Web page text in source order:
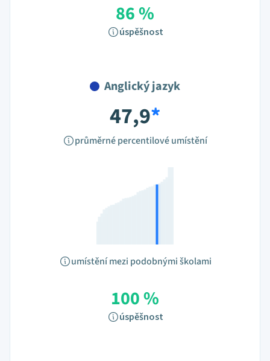
86 %
úspěšnost
Anglický jazyk
47,9*
průměrné percentilové umístění
umístění mezi podobnými školami
100 %
úspěšnost